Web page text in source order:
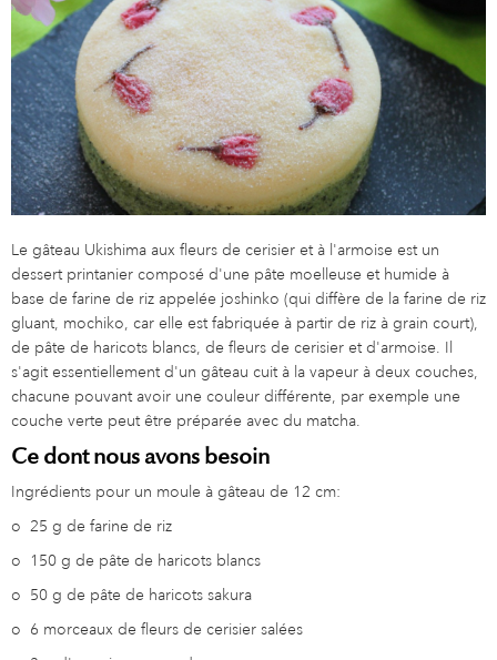
Le gâteau Ukishima aux fleurs de cerisier et à l'armoise est un
dessert printanier composé d'une pâte moelleuse et humide à
base de farine de riz appelée joshinko (qui diffère de la farine de riz
gluant, mochiko, car elle est fabriquée à partir de riz à grain court),
de pâte de haricots blancs, de fleurs de cerisier et d'armoise. Il
s'agit essentiellement d'un gâteau cuit à la vapeur à deux couches,
chacune pouvant avoir une couleur différente, par exemple une
couche verte peut être préparée avec du matcha.
Ce dont nous avons besoin
Ingrédients pour un moule à gâteau de 12 cm:
o 25 g de farine de riz
o
150 g de pâte de haricots blancs
o 50 g de pâte de haricots sakura
o 6 morceaux de fleurs de cerisier salées